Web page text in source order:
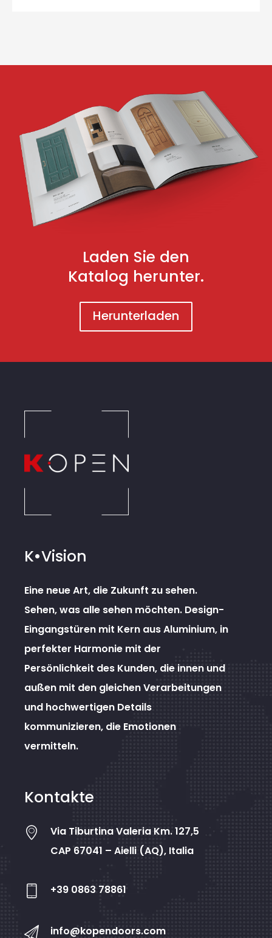
Laden Sie den
Katalog herunter.
Herunterladen
K•Vision
Eine neue Art, die Zukunft zu sehen.
Sehen, was alle sehen möchten. Design-
Eingangstüren mit Kern aus Aluminium, in
perfekter Harmonie mit der
Persönlichkeit des Kunden, die innen und
außen mit den gleichen Verarbeitungen
und hochwertigen Details
kommunizieren, die Emotionen
vermitteln.
Kontakte
Via Tiburtina Valeria Km. 127,5
CAP 67041 – Aielli (AQ), Italia
+39 0863 78861
info@kopendoors.com